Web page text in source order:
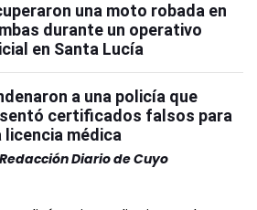
una moto robada en
durante un operativo
en Santa Lucía
a una policía que
certificados falsos para
licencia médica
Redacción Diario de Cuyo